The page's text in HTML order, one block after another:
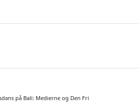
på Bali: Medierne og Den Fri